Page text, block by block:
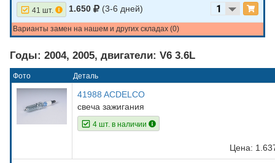
41 шт. 1.650 (3-6 дней)
Варианты замен на нашем и других складах (0)
Годы: 2004, 2005, двигатели: V6 3.6L
Фото Деталь
41988 ACDELCO
свеча зажигания
4 шт. в наличии
Цена: